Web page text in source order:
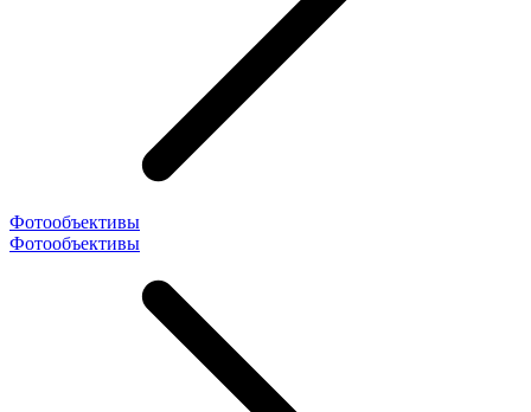
Фотообъективы
Фотообъективы